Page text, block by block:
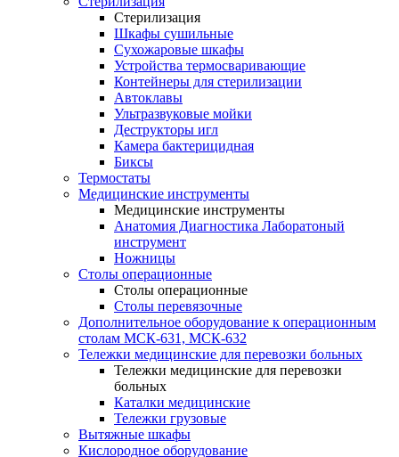
Стерилизация
Шкафы сушильные
Сухожаровые шкафы
Устройства термосваривающие
Контейнеры для стерилизации
Автоклавы
Ультразвуковые мойки
Деструкторы игл
Камера бактерицидная
Биксы
Термостаты
Медицинские инструменты
Медицинские инструменты
Анатомия Диагностика Лаборатоный
инструмент
Ножницы
Столы операционные
Столы операционные
Столы перевязочные
Дополнительное оборудование к операционным
столам МСК-631, МСК-632
Тележки медицинские для перевозки больных
Тележки медицинские для перевозки
больных
Каталки медицинские
Тележки грузовые
Вытяжные шкафы
Кислородное оборудование